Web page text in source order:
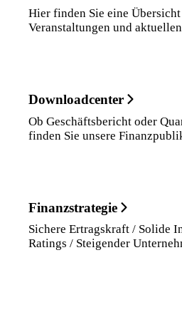
Hier finden Sie eine Übersicht
Veranstaltungen und
Downloadcenter
Ob Geschäftsbericht oder
finden Sie unsere
Finanzstrategie
Sichere Ertragskraft / Solide
Ratings / Steigender